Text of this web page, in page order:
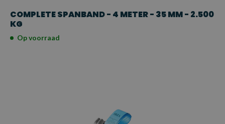
COMPLETE SPANBAND - 4 METER - 35 MM - 2.500
KG
Op voorraad